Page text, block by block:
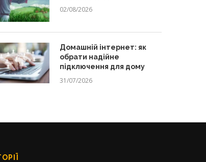
02/08/2026
Домашній інтернет: як
обрати надійне
підключення для дому
31/07/2026